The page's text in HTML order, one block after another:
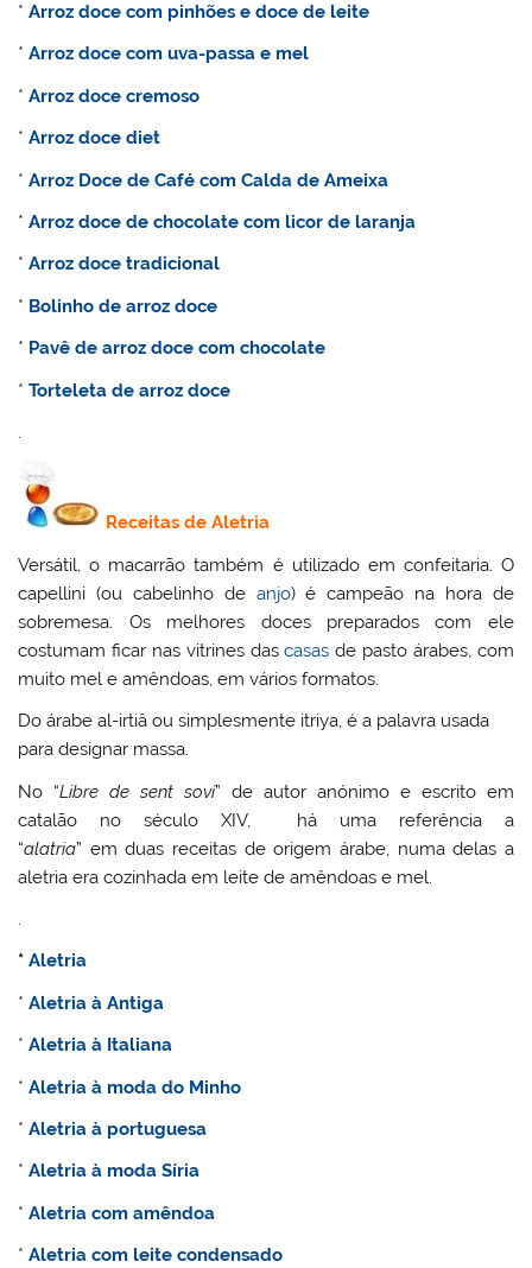
*Arroz doce com pinhões e doce de leite
*Arroz doce com uva-passa e mel
*Arroz doce cremoso
*Arroz doce diet
*Arroz Doce de Café com Calda de Ameixa
*Arroz doce de chocolate com licor de laranja
*Arroz doce tradicional
* Bolinho de arroz doce
* Pavê de arroz doce com chocolate
*Torteleta de arroz doce
.
Receitas de Aletria
Versátil, o macarrão também é utilizado em confeitaria. O
capellini (ou cabelinho de anjo) é campeão na hora de
sobremesa. Os melhores doces preparados com ele
costumam ficar nas vitrines dascasas de pasto árabes, com
muito mel e amêndoas, em vários formatos.
Do árabe al-irtiâ ou simplesmente itriya, é a palavra usada
para designar massa.
No “Libre de sent soví” de autor anónimo e escrito em
catalão no século XIV, há uma referência a
“alatria” em duas receitas de origem árabe, numa delas a
aletria era cozinhada em leite de amêndoas e mel.
.
*Aletria
*Aletria à Antiga
*Aletria à Italiana
*Aletria à moda do Minho
*Aletria à portuguesa
*Aletria à moda Síria
*Aletria com amêndoa
*Aletria com leite condensado